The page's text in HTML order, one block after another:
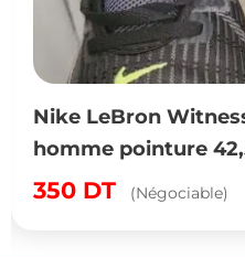
Nike LeBron
homme pointure
350 DT (Négociable)